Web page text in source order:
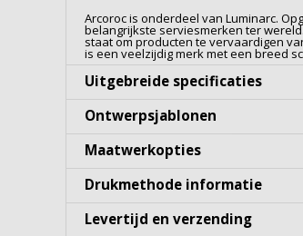
Arcoroc is onderdeel van Luminarc.
belangrijkste serviesmerken ter
staat om producten te vervaardigen
is een veelzijdig merk met een breed
Uitgebreide specificaties
Ontwerpsjablonen
Maatwerkopties
Drukmethode informatie
Levertijd en verzending